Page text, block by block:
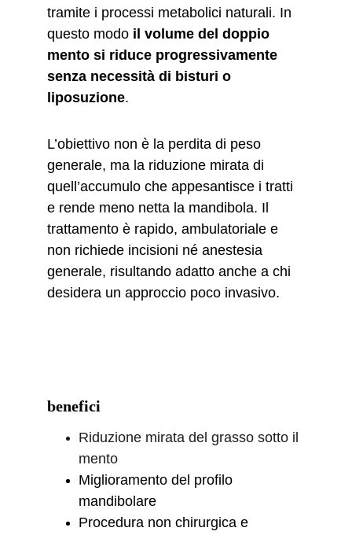
tramite i processi metabolici naturali. In
questo modo il volume del doppio
mento si riduce progressivamente
senza necessità di bisturi o
liposuzione.
L’obiettivo non è la perdita di peso
generale, ma la riduzione mirata di
quell’accumulo che appesantisce i tratti
e rende meno netta la mandibola. Il
trattamento è rapido, ambulatoriale e
non richiede incisioni né anestesia
generale, risultando adatto anche a chi
desidera un approccio poco invasivo.
benefici
Riduzione mirata del grasso sotto il
mento
Miglioramento del profilo
mandibolare
Procedura non chirurgica e